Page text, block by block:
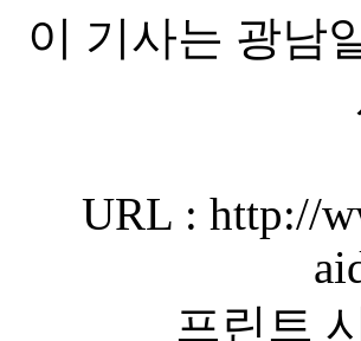
이 기사는 광남
URL : http://
프린트